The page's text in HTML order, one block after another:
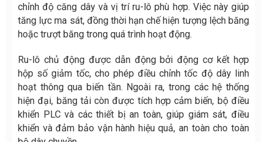
chỉnh độ căng dây và vị trí ru-lô phù hợp. Việc này giúp
tăng lực ma sát, đồng thời hạn chế hiện tượng lệch băng
hoặc trượt băng trong quá trình hoạt động.
Ru-lô chủ động được dẫn động bởi động cơ kết hợp
hộp số giảm tốc, cho phép điều chỉnh tốc độ dây linh
hoạt thông qua biến tần. Ngoài ra, trong các hệ thống
hiện đại, băng tải còn được tích hợp cảm biến, bộ điều
khiển PLC và các thiết bị an toàn, giúp giám sát, điều
khiển và đảm bảo vận hành hiệu quả, an toàn cho toàn